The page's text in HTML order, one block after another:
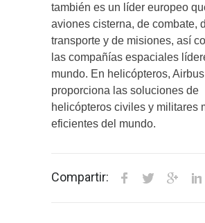
también es un líder europeo
aviones cisterna, de combate,
transporte y de misiones, así
las compañías espaciales
mundo. En helicópteros, Airbus
proporciona las soluciones de
helicópteros civiles y militares
eficientes del mundo.
Compartir: